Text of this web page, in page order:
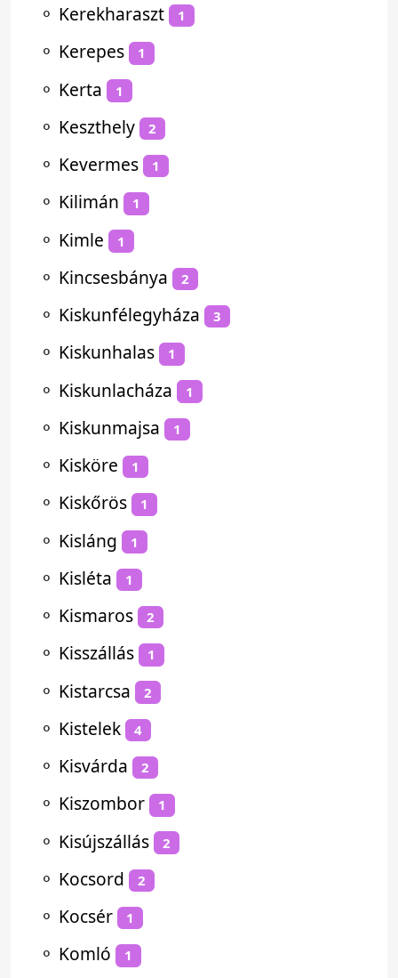
⚬ Kerekharaszt 1
⚬ Kerepes 1
⚬ Kerta 1
⚬ Keszthely 2
⚬ Kevermes 1
⚬ Kilimán 1
⚬ Kimle 1
⚬ Kincsesbánya 2
⚬ Kiskunfélegyháza 3
⚬ Kiskunhalas 1
⚬ Kiskunlacháza 1
⚬ Kiskunmajsa 1
⚬ Kisköre 1
⚬ Kiskőrös 1
⚬ Kisláng 1
⚬ Kisléta 1
⚬ Kismaros 2
⚬ Kisszállás 1
⚬ Kistarcsa 2
⚬ Kistelek 4
⚬ Kisvárda 2
⚬ Kiszombor 1
⚬ Kisújszállás 2
⚬ Kocsord 2
⚬ Kocsér 1
⚬ Komló 1